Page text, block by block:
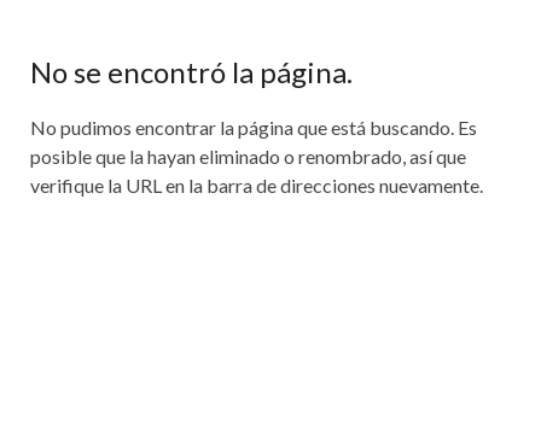
No se encontró la página.
No pudimos encontrar la página que está buscando. Es
posible que la hayan eliminado o renombrado, así que
verifique la URL en la barra de direcciones nuevamente.